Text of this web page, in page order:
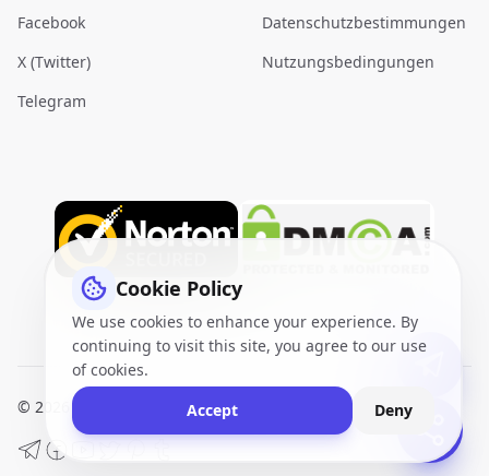
Facebook
X (Twitter)
Telegram
Datenschutzbestimmungen
Nutzungsbedingungen
© 2026 VidQuickly.com™. All Rights Reserved. Sitemap
Cookie Policy
We use cookies to enhance your experience. By
continuing to visit this site, you agree to our use
of cookies.
Accept
Deny